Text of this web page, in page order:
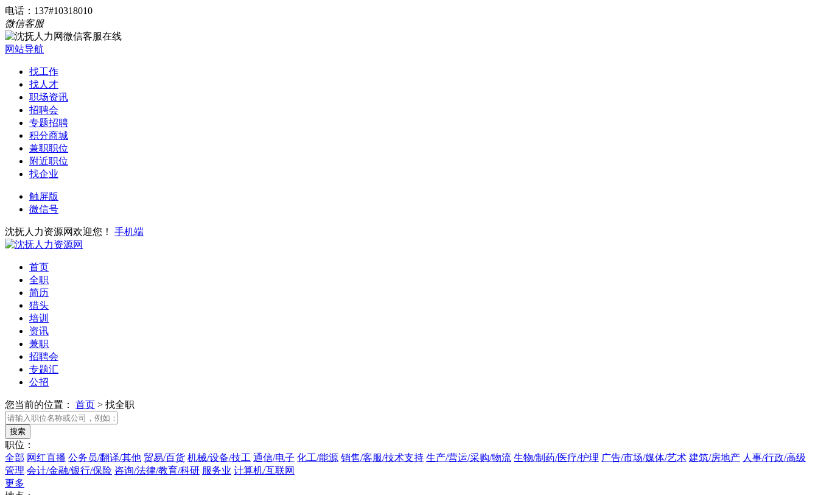
电话：137#10318010
微信客服
网站导航
找工作
找人才
职场资讯
招聘会
专题招聘
积分商城
兼职职位
附近职位
找企业
触屏版
微信号
沈抚人力资源网欢迎您！ 手机端
首页
全职
简历
猎头
培训
资讯
兼职
招聘会
专题汇
公招
您当前的位置： 首页 > 找全职
职位：
全部 网红直播 公务员/翻译/其他 贸易/百货 机械/设备/技工 通信/电子 化工/能源 销售/客服/技术支持 生产/营运/采购/物流 生物/制药/医疗/护理 广告/市场/媒体/艺术 建筑/房地产 人事/行政/高级
管理 会计/金融/银行/保险 咨询/法律/教育/科研 服务业 计算机/互联网
更多